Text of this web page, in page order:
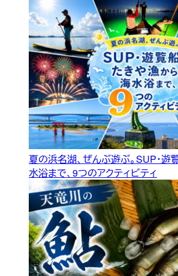
夏の浜名湖、ぜんぶ遊ぶ。SUP・遊
水浴まで、9つのアクティビティ